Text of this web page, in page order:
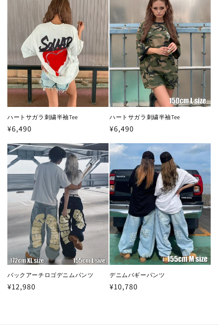
格
格
ハートサガラ刺繍半袖Tee
通
価
格
¥6,490
ハートサガラ刺繍半袖Tee
通
価
格
¥6,490
バックアーチロゴデニムパンツ
通
¥12,980
デニムバギーパンツ
通
¥10,780